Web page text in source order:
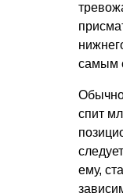
самым
спит
ему,